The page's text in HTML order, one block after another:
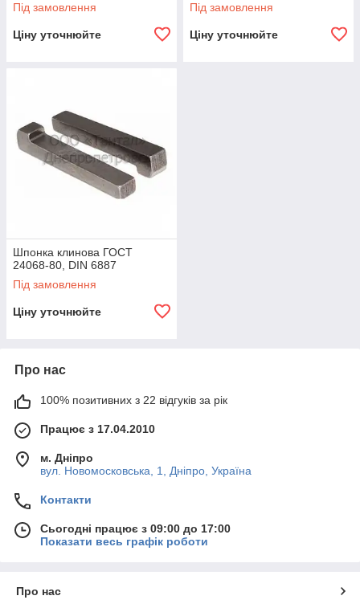
Під замовлення
Ціну уточнюйте
Під замовлення
Ціну уточнюйте
Шпонка клинова ГОСТ
24068-80, DIN 6887
Під замовлення
Ціну уточнюйте
Про нас
100% позитивних з 22 відгуків за рік
Працює з 17.04.2010
м. Дніпро
вул. Новомосковська, 1, Дніпро, Україна
Контакти
Сьогодні працює з 09:00 до 17:00
Показати весь графік роботи
Про нас